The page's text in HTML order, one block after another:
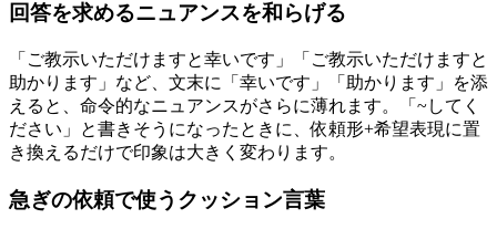
回答を求めるニュアンスを和らげる
「ご教示いただけますと幸いです」「ご教示いただけますと
助かります」など、文末に「幸いです」「助かります」を添
えると、命令的なニュアンスがさらに薄れます。「~してく
ださい」と書きそうになったときに、依頼形+希望表現に置
き換えるだけで印象は大きく変わります。
急ぎの依頼で使うクッション言葉